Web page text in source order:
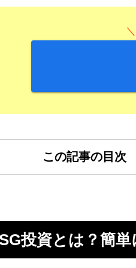
この記事の目次
ESG投資の具体的な銘柄（
託）は何がある？
投資とは？簡